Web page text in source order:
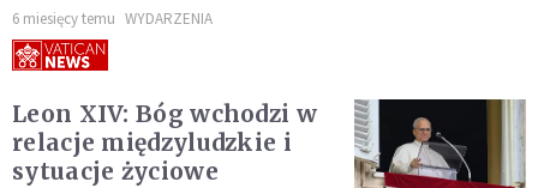
6 miesięcy temu WYDARZENIA
Leon XIV: Bóg wchodzi w
relacje międzyludzkie i
sytuacje życiowe